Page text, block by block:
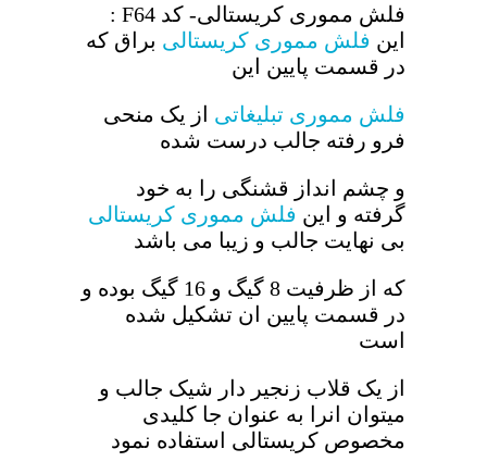
فلش مموری کریستالی- کد F64 :
این فلش مموری کریستالی براق که
در قسمت پایین این
فلش مموری تبلیغاتی از یک منحی
فرو رفته جالب درست شده
و چشم انداز قشنگی را به خود
گرفته و این فلش مموری کریستالی
بی نهایت جالب و زیبا می باشد
که از ظرفیت 8 گیگ و 16 گیگ بوده و
در قسمت پایین ان تشکیل شده
است
از یک قلاب زنجیر دار شیک جالب و
میتوان انرا به عنوان جا کلیدی
مخصوص کریستالی استفاده نمود